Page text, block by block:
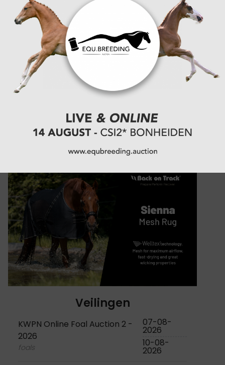
4. -1
Scott Brash
5.
-1
Ben Maher
+3
Daniel Bluman
-1
Gilles Thomas
8.
Nina Mallevaey
9.
Julien Epaillard
BEKIJK VOLLEDIGE RANKING
Veilingen
KWPN Online Foal Auction 2 -
2026
foals
07-08-
2026
10-08-
2026